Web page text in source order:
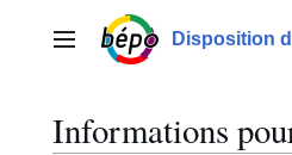
contenuMenu principalDisposition
Informations